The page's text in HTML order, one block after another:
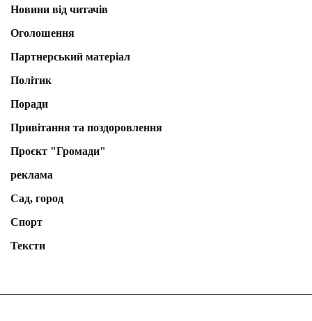
Новини від читачів
Оголошення
Партнерський матеріал
Політик
Поради
Привітання та поздоровлення
Проєкт "Громади"
реклама
Сад, город
Спорт
Тексти